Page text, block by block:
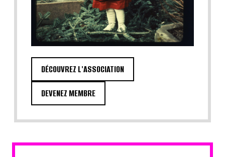
DÉCOUVREZ L'ASSOCIATION
DEVENEZ MEMBRE